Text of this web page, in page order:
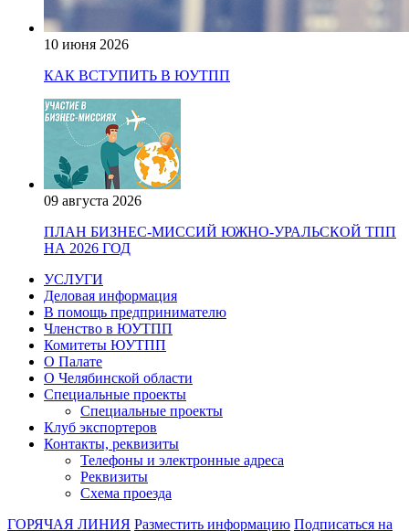
10 июня 2026
КАК ВСТУПИТЬ В ЮУТПП
09 августа 2026
ПЛАН БИЗНЕС-МИССИЙ ЮЖНО-УРАЛЬСКОЙ ТПП
НА 2026 ГОД
УСЛУГИ
Деловая информация
В помощь предпринимателю
Членство в ЮУТПП
Комитеты ЮУТПП
О Палате
О Челябинской области
Специальные проекты
Специальные проекты
Клуб экспортеров
Контакты, реквизиты
Телефоны и электронные адреса
Реквизиты
Схема проезда
ГОРЯЧАЯ ЛИНИЯ Разместить информацию Подписаться на